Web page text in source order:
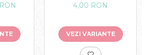
4,00 RON
VEZI VARIANTE